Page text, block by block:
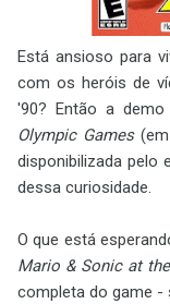
Está ansioso para
com os heróis de
'90? Então a demo
Olympic Games
disponibilizada pelo
dessa curiosidade.
O que está
Mario & Sonic at
completa do game -